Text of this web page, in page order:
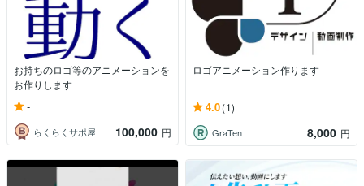
お持ちのロゴ等のアニメーションを
お作りします
-
らくらくサポ屋 100,000 円
ロゴアニメーション作ります
4.0(1)
GraTen 8,000 円